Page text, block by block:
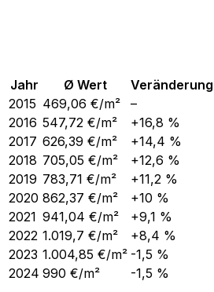
Jahr Ø Wert
Veränderung
2015 469,06 €/m²
–
2016 547,72 €/m²
+16,8 %
2017 626,39 €/m²
+14,4 %
2018 705,05 €/m²
+12,6 %
2019 783,71 €/m²
+11,2 %
2020 862,37 €/m²
+10 %
2021 941,04 €/m²
+9,1 %
2022 1.019,7 €/m²
+8,4 %
2023 1.004,85 €/m² -1,5 %
2024 990 €/m² -1,5 %